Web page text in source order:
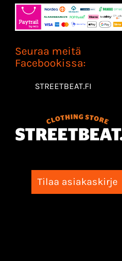
Seuraa meitä
Facebookissa:
STREETBEAT.FI